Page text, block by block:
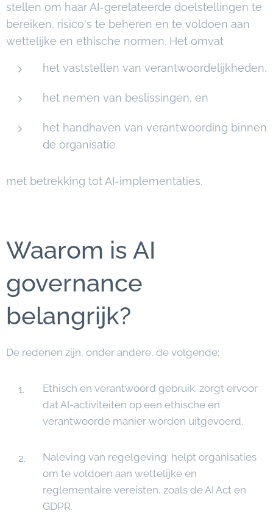
stellen om haar AI-gerelateerde doelstellingen te
bereiken, risico's te beheren en te voldoen aan
wettelijke en ethische normen. Het omvat
het vaststellen van verantwoordelijkheden,
het nemen van beslissingen, en
het handhaven van verantwoording binnen
de organisatie
met betrekking tot AI-implementaties.
Waarom is AI
governance
belangrijk?
De redenen zijn, onder andere, de volgende:
Ethisch en verantwoord gebruik: zorgt ervoor
dat AI-activiteiten op een ethische en
verantwoorde manier worden uitgevoerd.
Naleving van regelgeving: helpt organisaties
om te voldoen aan wettelijke en
reglementaire vereisten, zoals de AI Act en
GDPR.